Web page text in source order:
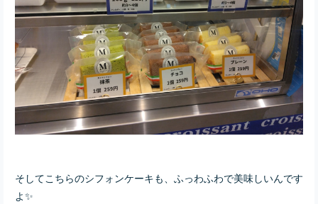
そしてこちらのシフォンケーキも、ふっわふわで美味しいんです
よ✨